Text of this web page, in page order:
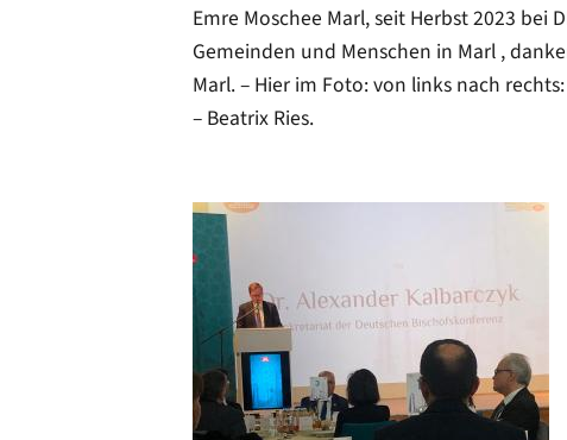
Emre Moschee Marl, seit Herbst 2023 bei
Gemeinden und Menschen in Marl ,
Marl. – Hier im Foto: von links nach
– Beatrix Ries.